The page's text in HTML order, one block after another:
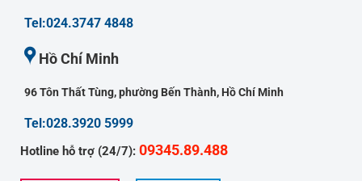
Tel:024.3747 4848
Hồ Chí Minh
96 Tôn Thất Tùng, phường Bến Thành, Hồ Chí Minh
Tel:028.3920 5999
Hotline hỗ trợ (24/7): 09345.89.488